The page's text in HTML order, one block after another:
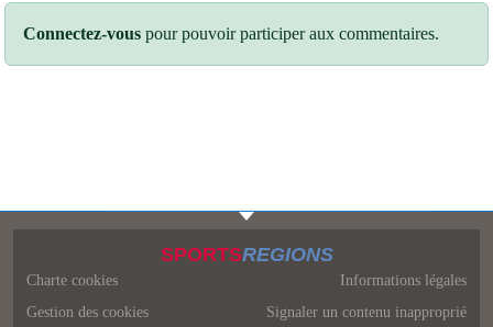
Connectez-vous pour pouvoir participer aux commentaires.
SPORTSREGIONS
Charte cookies
Gestion des cookies
Informations légales
Signaler un contenu inapproprié